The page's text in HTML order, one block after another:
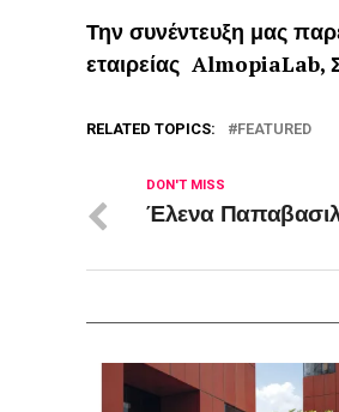
Την συνέντευξη μας
εταιρείας AlmopiaLab,
RELATED TOPICS: FEATURED
DON'T MISS
Έλενα